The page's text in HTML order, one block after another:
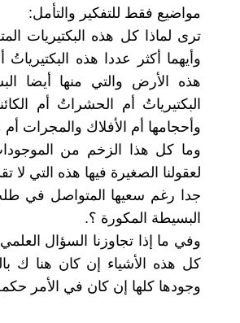
مواضيع فقط للتفكير والتأمل:
ترى لماذا كل هذه البكتيريات
وأيهما أكثر عددا هذه
هذه الأرض والتي منها أيضا
البكتيرياتُ أم الحشراتُ أم
وأحجامها أم الأفلاك والمجرات
وما كل هذا الزخم من
لعقولنا الصغيرة فيها هذه التي لا
جدا رغم سعيها المتواصل في
البسيطة المكورة ؟.
وفي ما إذا تجاوزنا السؤال
كل هذه الأشياء إن كان هنا ك
وجودها كلها إن كان في الأمر